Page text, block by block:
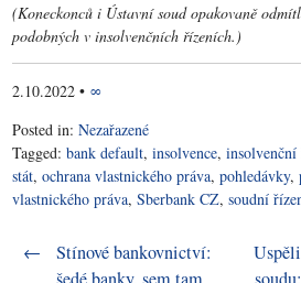
(Koneckonců i Ústavní soud opakovaně
podobných v insolvenčních řízeních.)
2.10.2022 • ∞
Posted in:Nezařazené
Tagged:bank default,insolvence,
stát,ochrana vlastnického práva,pohledávky,
vlastnického práva,Sberbank CZ,soudní
Post navigation
←
Stínové bankovnictví: